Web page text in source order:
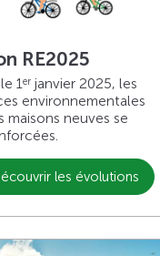
RE2025
1 er janvier 2025, les
environnementales
maisons neuves se
les évolutions